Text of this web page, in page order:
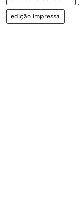
edição impressa